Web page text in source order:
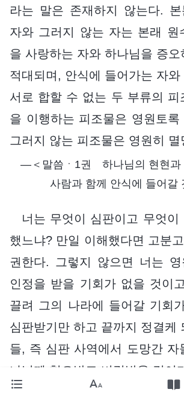
라는 말은 존재하지 않는다. 본
자와 그러지 않는 자는 본래 원
을 사랑하는 자와 하나님을 증오
적대되며, 안식에 들어가는 자
서로 합할 수 없는 두 부류의 피
을 이행하는 피조물은 영원토록
그러지 않는 피조물은 영원히 멸
―＜말씀ㆍ1권 하나님의 현현과
사람과 함께 안식에 들어갈
너는 무엇이 심판이고 무엇이
했느냐? 만일 이해했다면 고분
권한다. 그렇지 않으면 너는 영
인정을 받을 기회가 없을 것이
끌려 그의 나라에 들어갈 기회
심판받기만 하고 끝까지 정결케
들, 즉 심판 사역에서 도망간 자
나님께 혐오받고 버림받을 것이
은 바리새인들보다 더 무겁고